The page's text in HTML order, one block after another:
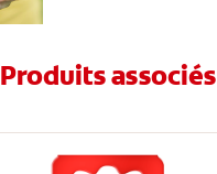
Produits associés